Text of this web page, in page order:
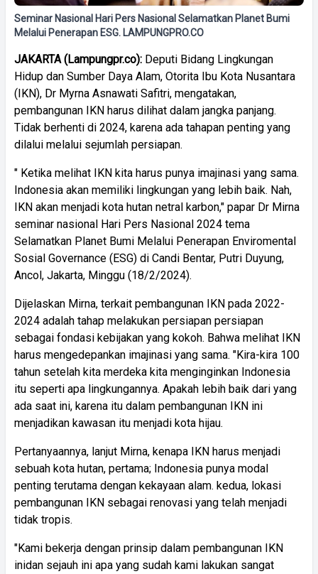
Seminar Nasional Hari Pers Nasional Selamatkan Planet Bumi
Melalui Penerapan ESG. LAMPUNGPRO.CO
JAKARTA (Lampungpr.co): Deputi Bidang Lingkungan
Hidup dan Sumber Daya Alam, Otorita Ibu Kota Nusantara
(IKN), Dr Myrna Asnawati Safitri, mengatakan,
pembangunan IKN harus dilihat dalam jangka panjang.
Tidak berhenti di 2024, karena ada tahapan penting yang
dilalui melalui sejumlah persiapan.
" Ketika melihat IKN kita harus punya imajinasi yang sama.
Indonesia akan memiliki lingkungan yang lebih baik. Nah,
IKN akan menjadi kota hutan netral karbon," papar Dr Mirna
seminar nasional Hari Pers Nasional 2024 tema
Selamatkan Planet Bumi Melalui Penerapan Enviromental
Sosial Governance (ESG) di Candi Bentar, Putri Duyung,
Ancol, Jakarta, Minggu (18/2/2024).
Dijelaskan Mirna, terkait pembangunan IKN pada 2022-
2024 adalah tahap melakukan persiapan persiapan
sebagai fondasi kebijakan yang kokoh. Bahwa melihat IKN
harus mengedepankan imajinasi yang sama. "Kira-kira 100
tahun setelah kita merdeka kita menginginkan Indonesia
itu seperti apa lingkungannya. Apakah lebih baik dari yang
ada saat ini, karena itu dalam pembangunan IKN ini
menjadikan kawasan itu menjadi kota hijau.
Pertanyaannya, lanjut Mirna, kenapa IKN harus menjadi
sebuah kota hutan, pertama; Indonesia punya modal
penting terutama dengan kekayaan alam. kedua, lokasi
pembangunan IKN sebagai renovasi yang telah menjadi
tidak tropis.
"Kami bekerja dengan prinsip dalam pembangunan IKN
inidan sejauh ini apa yang sudah kami lakukan sangat